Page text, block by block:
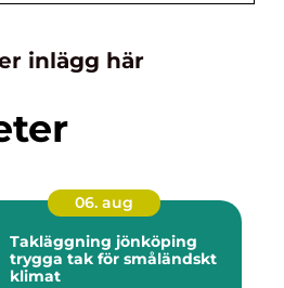
inlägg här
06. aug
Takläggning jönköping
trygga tak för småländskt
klimat